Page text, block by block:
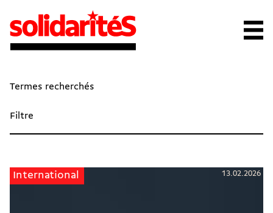
Termes recherchés
Filtre
International 13.02.2026